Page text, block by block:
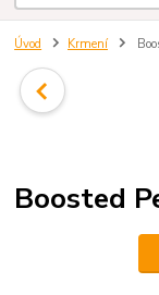
Úvod Krmení
Boosted